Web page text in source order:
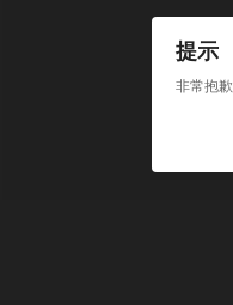
提示
非常抱